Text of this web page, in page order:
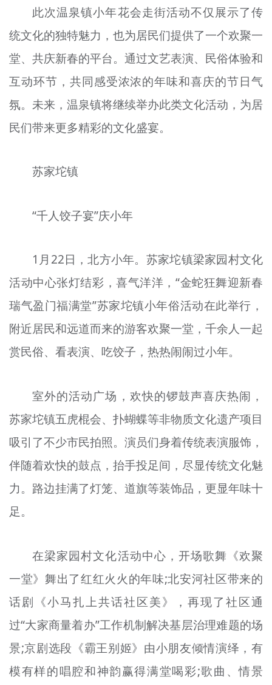
此次温泉镇小年花会走街活动不仅展示了传
统文化的独特魅力，也为居民们提供了一个欢聚一
堂、共庆新春的平台。通过文艺表演、民俗体验和
互动环节，共同感受浓浓的年味和喜庆的节日气
氛。未来，温泉镇将继续举办此类文化活动，为居
民们带来更多精彩的文化盛宴。
苏家坨镇
“千人饺子宴”庆小年
1月22日，北方小年。苏家坨镇梁家园村文化
活动中心张灯结彩，喜气洋洋，“金蛇狂舞迎新春
瑞气盈门福满堂”苏家坨镇小年俗活动在此举行，
附近居民和远道而来的游客欢聚一堂，千余人一起
赏民俗、看表演、吃饺子，热热闹闹过小年。
室外的活动广场，欢快的锣鼓声喜庆热闹，
苏家坨镇五虎棍会、扑蝴蝶等非物质文化遗产项目
吸引了不少市民拍照。演员们身着传统表演服饰，
伴随着欢快的鼓点，抬手投足间，尽显传统文化魅
力。路边挂满了灯笼、道旗等装饰品，更显年味十
足。
在梁家园村文化活动中心，开场歌舞《欢聚
一堂》舞出了红红火火的年味;北安河社区带来的
话剧《小马扎上共话社区美》，再现了社区通
过“大家商量着办”工作机制解决基层治理难题的场
景;京剧选段《霸王别姬》由小朋友倾情演绎，有
模有样的唱腔和神韵赢得满堂喝彩;歌曲、情景